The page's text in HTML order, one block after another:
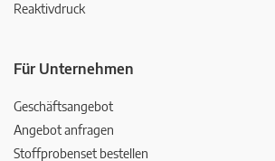
Reaktivdruck
Für Unternehmen
Geschäftsangebot
Angebot anfragen
Stoffprobenset bestellen